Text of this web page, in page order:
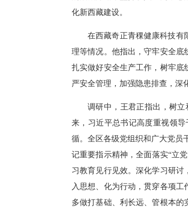
化新西藏建设。
在西藏奇正青稞健康科技有
理等情况。他指出，守牢安全底
扎实做好安全生产工作，树牢底
严安全管理，加强隐患排查，深
调研中，王君正指出，树
来，习近平总书记高度重视领
循。全区各级党组织和广大党员
记重要指示精神，全面落实“立
习教育见行见效。深化学习研
入思想、化为行动，贯穿各项
多做打基础、利长远、管根本